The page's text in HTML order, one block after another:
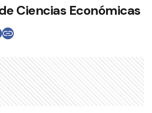
Ciencias Económicas